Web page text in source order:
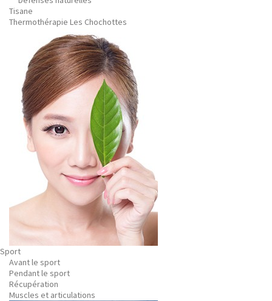
Tisane
Thermothérapie Les Chochottes
Sport
Avant le sport
Pendant le sport
Récupération
Muscles et articulations